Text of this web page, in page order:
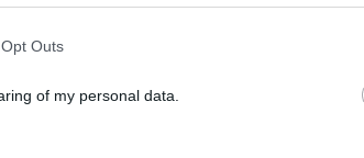
Outs
of my personal data.